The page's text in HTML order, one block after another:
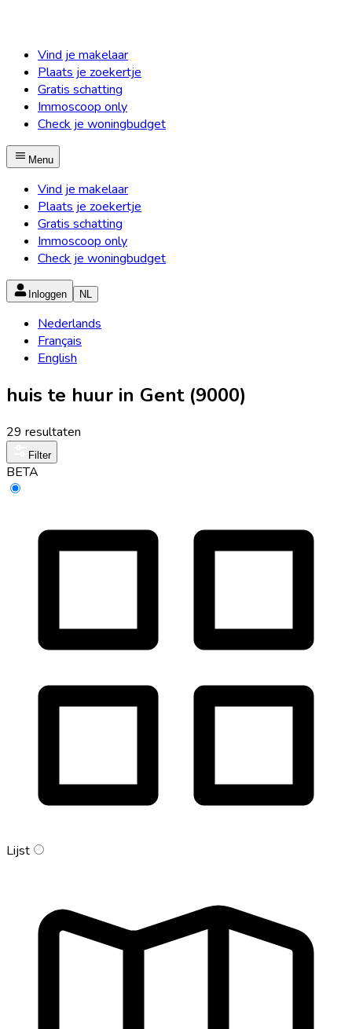
Vind je makelaar
Plaats je zoekertje
Gratis schatting
Immoscoop only
Check je woningbudget
Menu
Vind je makelaar
Plaats je zoekertje
Gratis schatting
Immoscoop only
Check je woningbudget
Inloggen NL
Nederlands
Français
English
huis te huur in Gent (9000)
29 resultaten
Filter
BETA
Lijst